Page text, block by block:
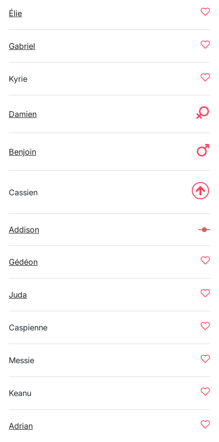
Élie
Gabriel
Kyrie
Damien
Benjoin
Cassien
Addison
Gédéon
Juda
Caspienne
Messie
Keanu
Adrian